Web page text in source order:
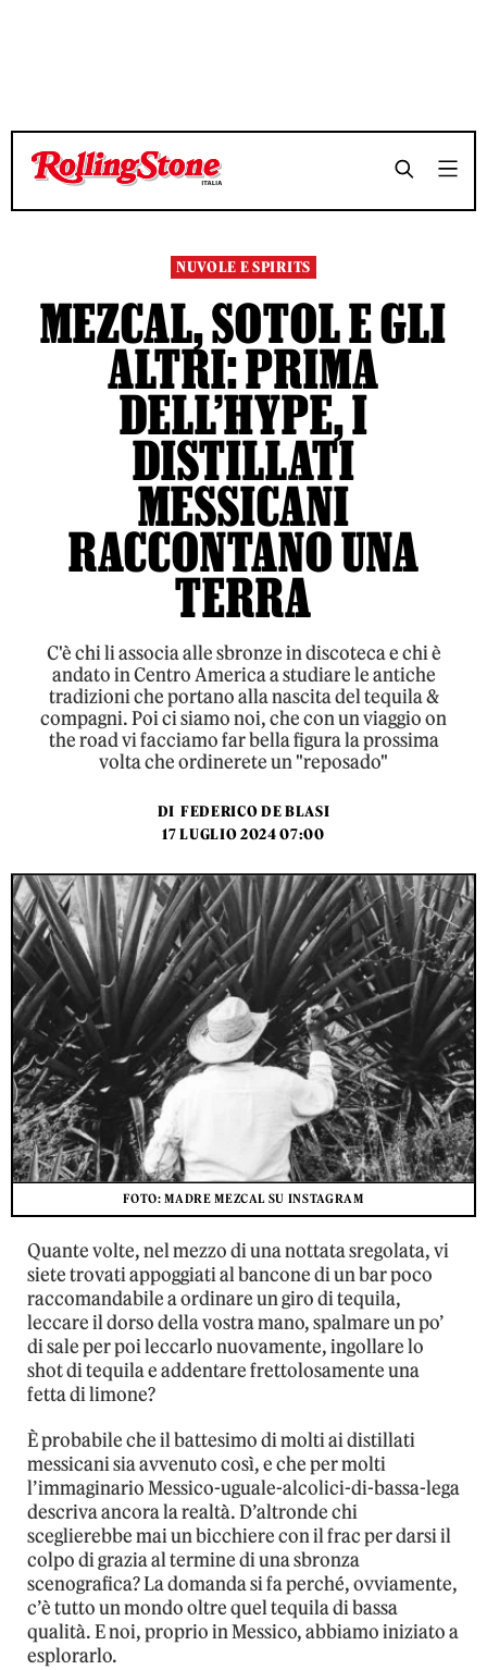
TEMPO DI LETTURA 11 MINUTI SHARE
TEMPO DI LETTURA 11 MINUTI SHARE
NUVOLE E SPIRITS
MEZCAL, SOTOL E GLI
ALTRI: PRIMA
DELL’HYPE, I
DISTILLATI
MESSICANI
RACCONTANO UNA
TERRA
C'è chi li associa alle sbronze in discoteca e chi è
andato in Centro America a studiare le antiche
tradizioni che portano alla nascita del tequila &
compagni. Poi ci siamo noi, che con un viaggio on
the road vi facciamo far bella figura la prossima
volta che ordinerete un "reposado"
DI FEDERICO DE BLASI
17 LUGLIO 2024 07:00
FOTO: MADRE MEZCAL SU INSTAGRAM
Quante volte, nel mezzo di una nottata sregolata, vi
siete trovati appoggiati al bancone di un bar poco
raccomandabile a ordinare un giro di tequila,
leccare il dorso della vostra mano, spalmare un po’
di sale per poi leccarlo nuovamente, ingollare lo
shot di tequila e addentare frettolosamente una
fetta di limone?
È probabile che il battesimo di molti ai distillati
messicani sia avvenuto così, e che per molti
l’immaginario Messico-uguale-alcolici-di-bassa-lega
descriva ancora la realtà. D’altronde chi
sceglierebbe mai un bicchiere con il frac per darsi il
colpo di grazia al termine di una sbronza
scenografica? La domanda si fa perché, ovviamente,
c’è tutto un mondo oltre quel tequila di bassa
qualità. E noi, proprio in Messico, abbiamo iniziato a
esplorarlo.